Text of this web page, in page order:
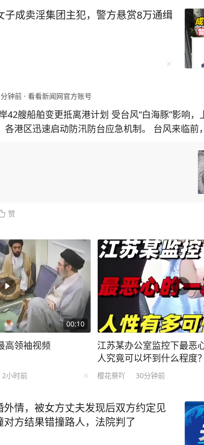
子成卖淫集团主犯，警方悬赏8万通缉
钟前 · 看看新闻网官方账号
42艘船舶变更抵离港计划 受台风“白海豚”影响，
各港区迅速启动防汛防台应急机制。 台风来临前
完成国际航行船舶作业24艘，8月6日29艘，8月7
航行船舶“中远海运秘鲁”轮驶离洋山港盛东码头。
航行船舶变更抵离港计划，涉及入出境船舶12艘
提箱作业。目前，洋山港100余台岸桥全部抬起
航企业抢抓有限作业时间，高效完成货物收尾作业
后回靠作业。洋山边检站主动靠前、精准联动，
船方，实时跟踪船期动态，配齐执勤警力、保障
港避风以及码头收尾作业高效有序；同时强化台
营区门窗等重点部位，使用沙袋、胶布、地钉等
全隐患，确保台风过境期间执勤设备完好、营区
责编: 顾怡玫[图片]
赞
00:10
高领袖视频
2小时前
江苏某办公室监控下最恶
人究竟可以坏到什么程度？
樱花祭吖 30分钟前
情，被女方丈夫发现后双方约定见
方结果错撞路人，法院判了